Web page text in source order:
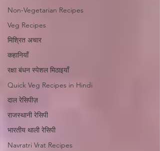
Non-Vegetarian Recipes
Veg Recipes
मिश्रित अचार
कहानियाँ
रक्षा बंधन स्पेशल मिठाइयाँ
Quick Veg Recipes in Hindi
दाल रेसिपीज़
राजस्थानी रेसिपी
भारतीय थाली रेसिपी
Navratri Vrat Recipes